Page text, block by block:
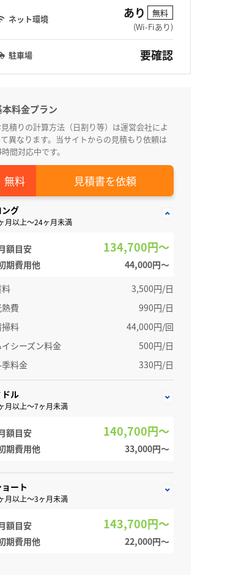
ネット環境 あり
無料
(Wi-Fiあり)
駐車場 要確認
本料金プラン
積りの計算方法（日割り等）は運営会社によ
て異なります。当サイトからの見積もり依頼は
間対応中です。
見積書を依頼
ング
月以上～24ヶ月未満
額目安 134,700円～
期費用他
44,000円〜
3,500円/日
費
990円/日
料
44,000円/回
イシーズン料金
500円/日
料金
330円/日
ドル
月以上～7ヶ月未満
額目安 140,700円～
期費用他 33,000円〜
ート
月以上～3ヶ月未満
額目安 143,700円～
期費用他 22,000円〜